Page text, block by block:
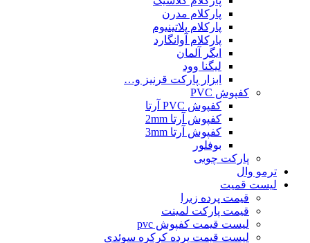
پارکلام مدرن
پارکلام پلاتینیوم
پارکلام آوانگارد
ایگر آلمان
لیگنا وود
ابزار پارکت قرنیز و…
کفپوش PVC
کفپوش PVC آرتا
کفپوش آرتا 2mm
کفپوش آرتا 3mm
بوفلور
پارکت چوبی
ترمو وال
لیست قمیت
قیمت پرده زبرا
قیمت پارکت لمینت
لیست قیمت کفپوش pvc
لیست قیمت پرده کرکره سوئدی